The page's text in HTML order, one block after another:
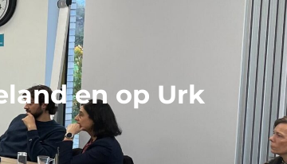
en op Urk